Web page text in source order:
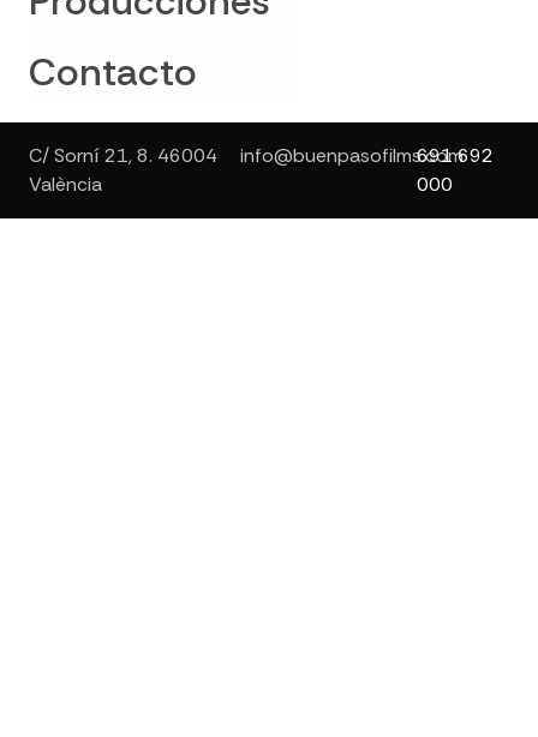
Contacto
C/ Sorní 21, 8. 46004
València
info@buenpasofilms.com
691 692
000